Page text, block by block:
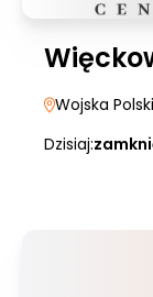
Wojska
Dzisiaj: